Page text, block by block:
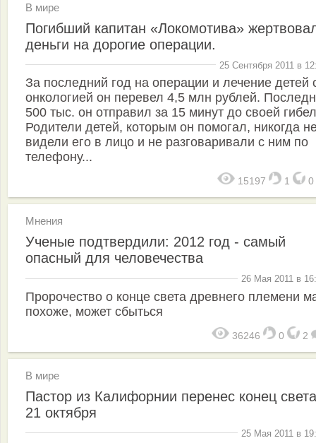
В мире
Погибший капитан «Локомотива»
деньги на дорогие операции.
25 Сентября 2011 в
За последний год на операции и лечение детей
онкологией он перевел 4,5 млн рублей.
500 тыс. он отправил за 15 минут до своей
Родители детей, которым он помогал, никогда
видели его в лицо и не разговаривали с ним по
телефону...
15197 1 0
Мнения
Ученые подтвердили: 2012 год - самый
опасный для человечества
26 Мая 2011 в
Пророчество о конце света древнего племени
похоже, может сбыться
36246 0 2
В мире
Пастор из Калифорнии перенес конец
21 октября
25 Мая 2011 в